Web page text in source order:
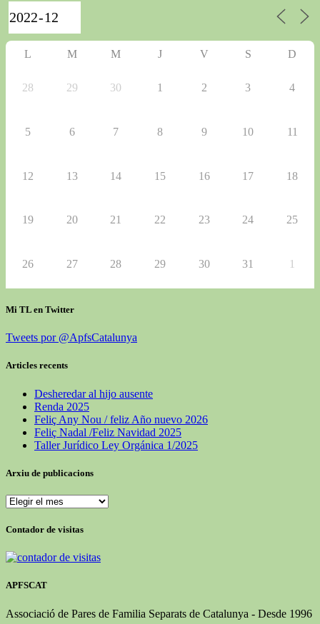
L M M J V S D
28 29 30 1 2 3 4
5 6 7 8 9 10 11
12 13 14 15 16 17 18
19 20 21 22 23 24 25
26 27 28 29 30 31 1
Mi TL en Twitter
Tweets por @ApfsCatalunya
Articles recents
Desheredar al hijo ausente
Renda 2025
Feliç Any Nou / feliz Año nuevo 2026
Feliç Nadal /Feliz Navidad 2025
Taller Jurídico Ley Orgánica 1/2025
Arxiu de publicacions
Arxiu
publicacions
Contador de visitas
APFSCAT
Associació de Pares de Familia Separats de Catalunya - Desde 1996